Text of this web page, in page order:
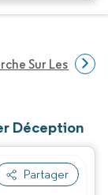
Sur Les
Déception
Partager